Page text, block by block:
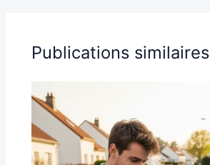
Publications similaires